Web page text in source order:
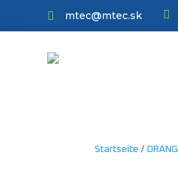
 mtec@mtec.sk 
Startseite /